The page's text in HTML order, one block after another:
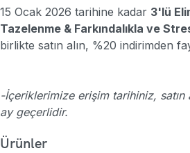
15 Ocak 2026 tarihine kadar 3'lü
Tazelenme & Farkındalıkla ve
birlikte satın alın, %20 indirimden
-İçeriklerimize erişim tarihiniz, satın
ay geçerlidir.
Ürünler